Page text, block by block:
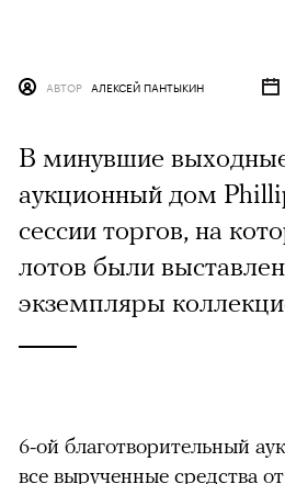
АВТОР АЛЕКСЕЙ ПАНТЫКИН
В минувшие
аукционный дом
сессии торгов, на
лотов были
экземпляры
6-ой благотворительный
все вырученные средства